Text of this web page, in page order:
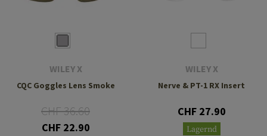
WILEY X
CQC Goggles Lens Smoke
CHF 36.60
CHF 22.90
WILEY X
Nerve & PT-1 RX Insert
CHF 27.90
Lagernd